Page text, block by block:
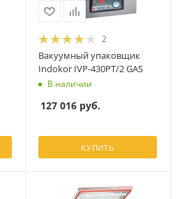
2
Вакуумный упаковщик
Indokor IVP-430PT/2 GAS
В наличии
127 016 руб.
КУПИТЬ